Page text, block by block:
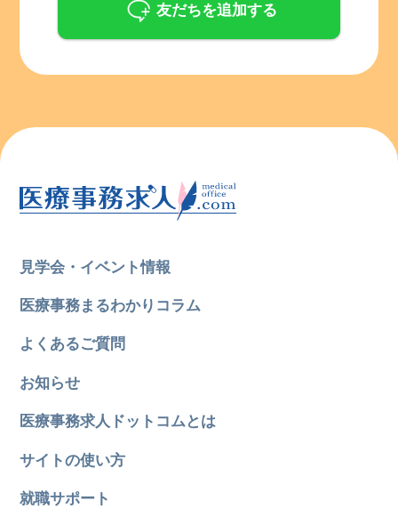
友だちを追加する
見学会・イベント情報
医療事務まるわかりコラム
よくあるご質問
お知らせ
医療事務求人ドットコムとは
サイトの使い方
就職サポート